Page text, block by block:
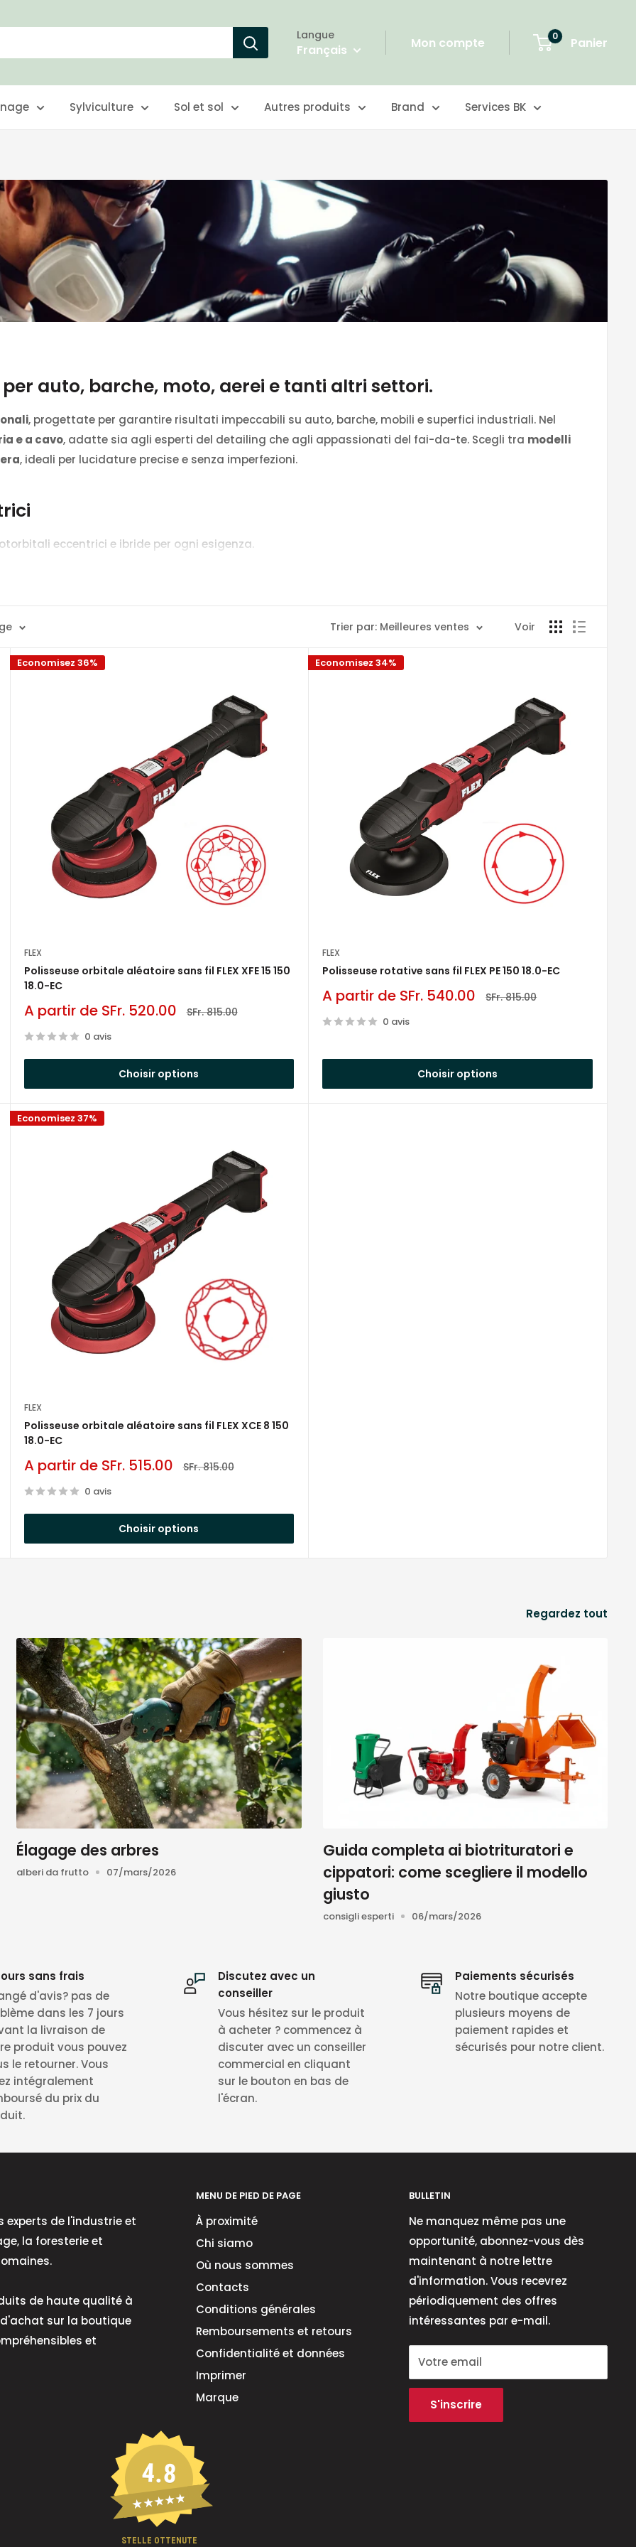
Langue
Français Mon compte 0 Panier
Sylviculture Sol et sol Autres produits Brand Services BK
auto, barche, moto, aerei e tanti altri settori.
, progettate per garantire risultati impeccabili su auto, barche, mobili e superfici industriali. Nel
e a cavo, adatte sia agli esperti del detailing che agli appassionati del fai-da-te. Scegli tra modelli
, ideali per lucidature precise e senza imperfezioni.
eccentrici e ibride per ogni esigenza.
giusta
o barche, scegliere la lucidatrice giusta è essenziale per ottenere risultati professionali. Ecco
e sono ideali per rimuovere graffi profondi e imperfezioni, ma richiedono esperienza per evitare danni
per hobbisti e professionisti. Minimizzano il rischio di danneggiare la superficie e garantiscono una
adattarsi a diversi tipi di superfici e livelli di abrasione, offrendo maggiore controllo e precisione.
e sull’efficacia del lavoro:
parte delle applicazioni.
un modello leggero ed ergonomico per ridurre l'affaticamento delle mani e delle braccia.
in modo efficace
alla superficie, segui questi passaggi:
delicata.
e ossidazioni.
sul tampone.
senza applicare troppa pressione.
il risultato.
più a lungo.
lucida e protetta senza rischiare danni!
delle lucidatrici del marchio FLEX:
ed offre così soluzioni per ogni utilizzatore, dal professionista, all’apprendista e
forzata:
Trier par: Meilleures ventes Voir
Economisez 36%
FLEX
Polisseuse orbitale aléatoire sans fil FLEX XFE 15 150
18.0-EC
Prix
réduit
A partir de SFr. 520.00 Prix
SFr. 815.00
0 avis
Choisir options
Economisez 34%
FLEX
Polisseuse rotative sans fil FLEX PE 150 18.0-EC
Prix
réduit
A partir de SFr. 540.00 Prix
SFr. 815.00
0 avis
Choisir options
Economisez 37%
FLEX
Polisseuse orbitale aléatoire sans fil FLEX XCE 8 150
18.0-EC
Prix
réduit
A partir de SFr. 515.00 Prix
SFr. 815.00
0 avis
Choisir options
Regardez tout
Élagage des arbres
alberi da frutto 07/mars/2026
Guida completa ai biotrituratori e
cippatori: come scegliere il modello
giusto
consigli esperti 06/mars/2026
sans frais
d'avis? pas de
dans les 7 jours
la livraison de
produit vous pouvez
le retourner. Vous
intégralement
du prix du
Discutez avec un
conseiller
Vous hésitez sur le produit
à acheter ? commencez à
discuter avec un conseiller
commercial en cliquant
sur le bouton en bas de
l'écran.
Paiements sécurisés
Notre boutique accepte
plusieurs moyens de
paiement rapides et
sécurisés pour notre client.
experts de l'industrie et
la foresterie et
de haute qualité à
sur la boutique
et
MENU DE PIED DE PAGE
À proximité
Chi siamo
Où nous sommes
Contacts
Conditions générales
Remboursements et retours
Confidentialité et données
Imprimer
Marque
BULLETIN
Ne manquez même pas une
opportunité, abonnez-vous dès
maintenant à notre lettre
d'information. Vous recevrez
périodiquement des offres
intéressantes par e-mail.
Votre email
S'inscrire
4.8
★★★★★
STELLE OTTENUTE